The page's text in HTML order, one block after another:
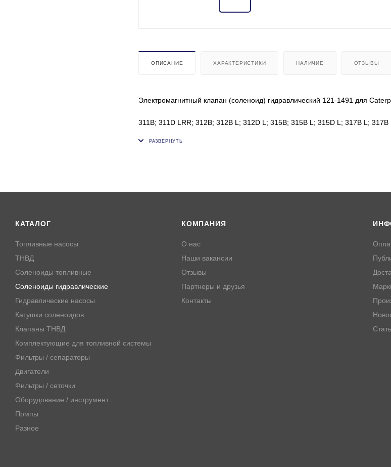
ОПИСАНИЕ ХАРАКТЕРИСТИКИ НАЛИЧИЕ ОТЗЫВЫ
Электромагнитный клапан (соленоид) гидравлический 121-1491 для
311B; 311D LRR; 312B; 312B L; 312D L; 315B; 315B L; 315D L; 317B L;
330C; 330C L; 330D; 330D L; 345B; 345B II; 345B L; M325B; W330B; W345B II;
КАТАЛОГ
Топливные насосы
ТНВД
Соленоиды топливные
Соленоиды гидравлические
Гидравлические насосы
Катушки соленоидов
Клапаны ТНВД
Комплектующие для топливной системы
Фильтры / сепараторы
Двигатели
Фильтры / сеточки
Оборудование / инструмент
Помпы
Разное
КОМПАНИЯ
О нас
Наши вакансии
Отзывы
Партнеры и друзья
Контакты